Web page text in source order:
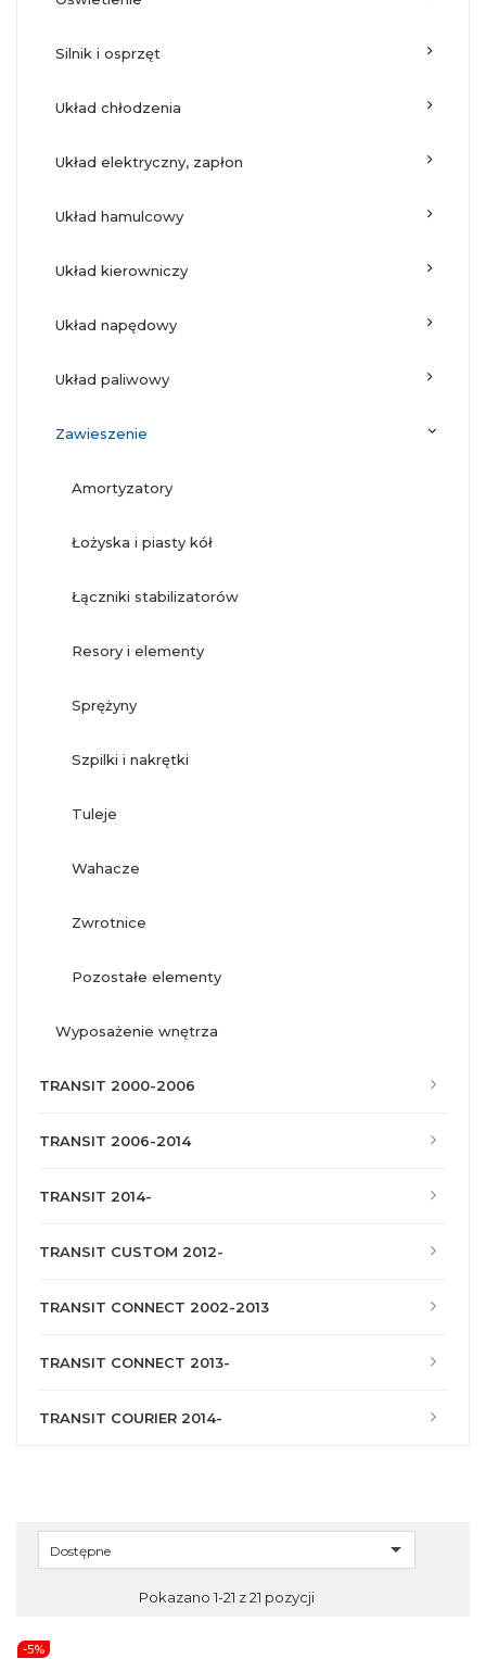
silnik i osprzęt
układ chłodzenia
układ elektryczny, zapłon
układ hamulcowy
układ kierowniczy
układ napędowy
układ paliwowy
zawieszenie
amortyzatory
łożyska i piasty kół
łączniki stabilizatorów
resory i elementy
sprężyny
szpilki i nakrętki
tuleje
wahacze
zwrotnice
pozostałe elementy
wyposażenie wnętrza
TRANSIT 2000-2006
TRANSIT 2006-2014
TRANSIT 2014-
TRANSIT CUSTOM 2012-
TRANSIT CONNECT 2002-2013
TRANSIT CONNECT 2013-
TRANSIT COURIER 2014-
Dostępne 
Pokazano 1-21 z 21 pozycji
-5%